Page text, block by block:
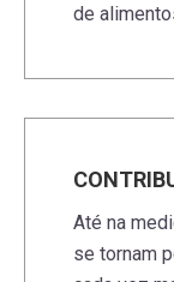
de
Até na
se tornam